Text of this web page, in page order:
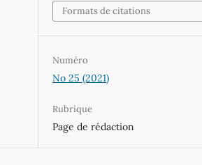
Formats de citations
Numéro
No 25 (2021)
Rubrique
Page de rédaction